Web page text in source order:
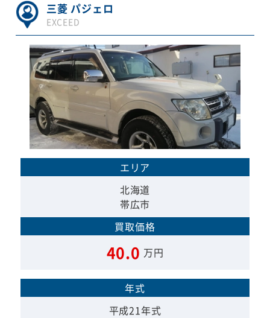
三菱 パジェロ
EXCEED
エリア
北海道
帯広市
買取価格
40.0 万円
年式
平成21年式